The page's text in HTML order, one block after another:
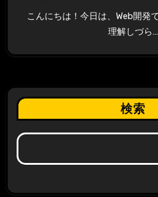
こんにちは！今日は、Web開発でよく聞くけど意外と
理解しづら…
検索